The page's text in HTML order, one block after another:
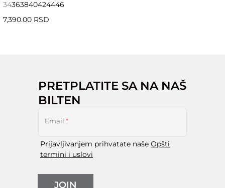
34363840424446
7,390.00 RSD
PRETPLATITE SA NA NAŠ
BILTEN
Email *
Prijavljivanjem prihvatate naše Opšti
termini i uslovi
JOIN